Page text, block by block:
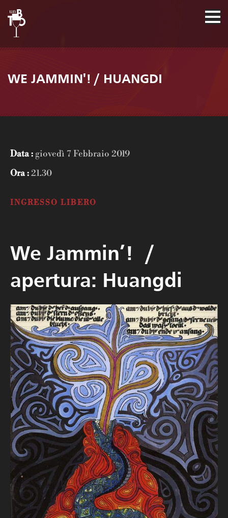
WE JAMMIN'! / HUANGDI
Data :giovedì 7 Febbraio 2019
Ora :21.30
INGRESSO LIBERO
We Jammin’! /
apertura: Huangdi